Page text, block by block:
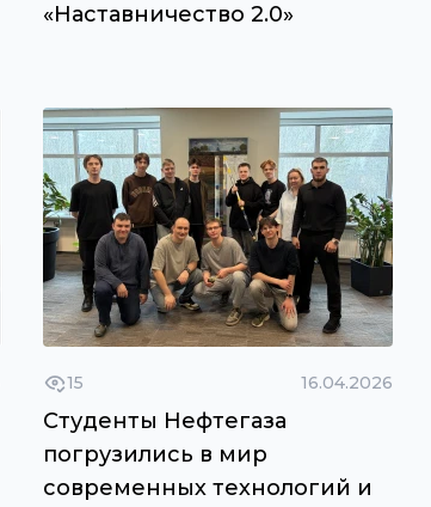
«Наставничество 2.0»
15 16.04.2026
Студенты Нефтегаза
погрузились в мир
современных технологий и